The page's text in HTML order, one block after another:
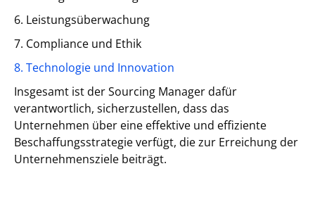
6. Leistungsüberwachung
7. Compliance und Ethik
8. Technologie und Innovation
Insgesamt ist der Sourcing Manager dafür
verantwortlich, sicherzustellen, dass das
Unternehmen über eine effektive und effiziente
Beschaffungsstrategie verfügt, die zur Erreichung der
Unternehmensziele beiträgt.